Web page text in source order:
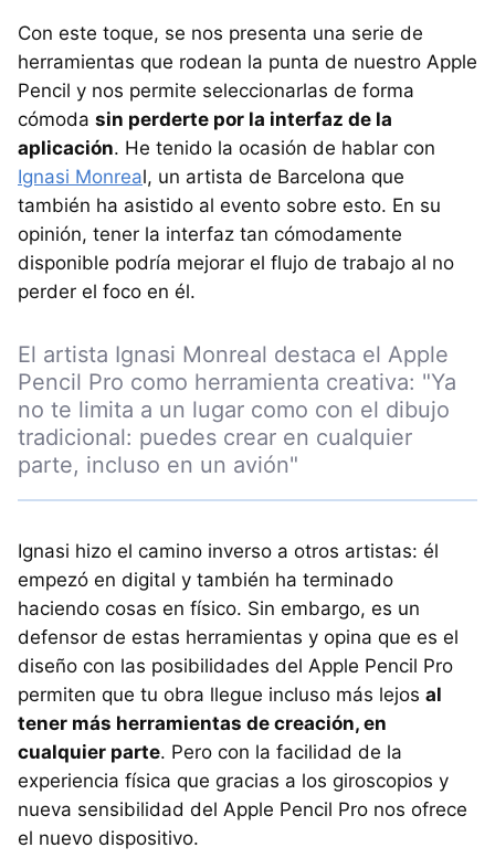
Con este toque, se nos presenta una serie de
herramientas que rodean la punta de nuestro Apple
Pencil y nos permite seleccionarlas de forma
cómoda sin perderte por la interfaz de la
aplicación. He tenido la ocasión de hablar con
Ignasi Monreal, un artista de Barcelona que
también ha asistido al evento sobre esto. En su
opinión, tener la interfaz tan cómodamente
disponible podría mejorar el flujo de trabajo al no
perder el foco en él.
El artista Ignasi Monreal destaca el Apple
Pencil Pro como herramienta creativa: "Ya
no te limita a un lugar como con el dibujo
tradicional: puedes crear en cualquier
parte, incluso en un avión"
Ignasi hizo el camino inverso a otros artistas: él
empezó en digital y también ha terminado
haciendo cosas en físico. Sin embargo, es un
defensor de estas herramientas y opina que es el
diseño con las posibilidades del Apple Pencil Pro
permiten que tu obra llegue incluso más lejos al
tener más herramientas de creación, en
cualquier parte. Pero con la facilidad de la
experiencia física que gracias a los giroscopios y
nueva sensibilidad del Apple Pencil Pro nos ofrece
el nuevo dispositivo.